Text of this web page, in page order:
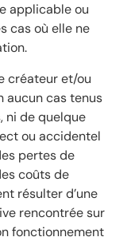
applicable ou
cas où elle ne
créateur et/ou
aucun cas tenus
ni de quelque
ou accidentel
pertes de
coûts de
résulter d’une
rencontrée sur
fonctionnement